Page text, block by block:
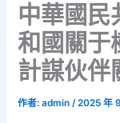
中華國民
和國關于
計謀伙伴
作者:admin/2025 年